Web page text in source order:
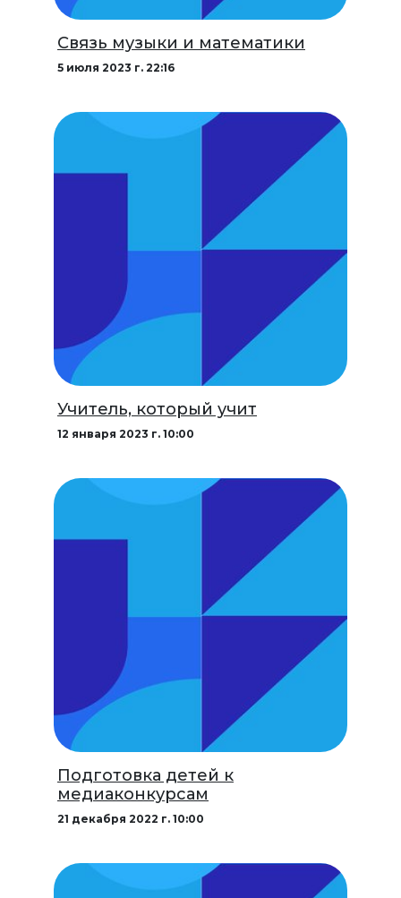
Связь музыки и математики
5 июля 2023 г. 22:16
Учитель, который учит
12 января 2023 г. 10:00
Подготовка детей к
медиаконкурсам
21 декабря 2022 г. 10:00